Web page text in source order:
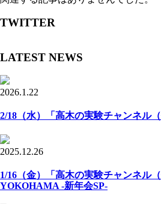
TWITTER
LATEST NEWS
2026.1.22
2/18（水）「高木の実験チャンネル
2025.12.26
1/16（金）「高木の実験チャンネル
YOKOHAMA -新年会SP-